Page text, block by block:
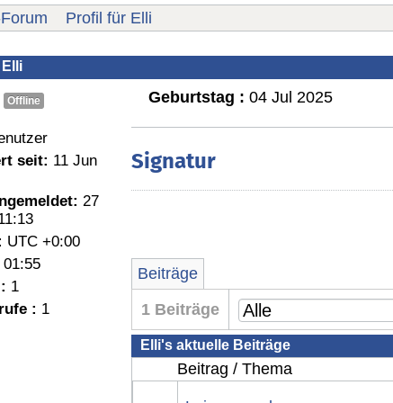
Profil für Elli
Offline
seit: 11 Jun
27
UTC +0:00
01:55
1
: 1
Geburtstag : 04 Jul 2025
Signatur
Beiträge
1 Beiträge
Elli's aktuelle Beiträge
Beitrag / Thema